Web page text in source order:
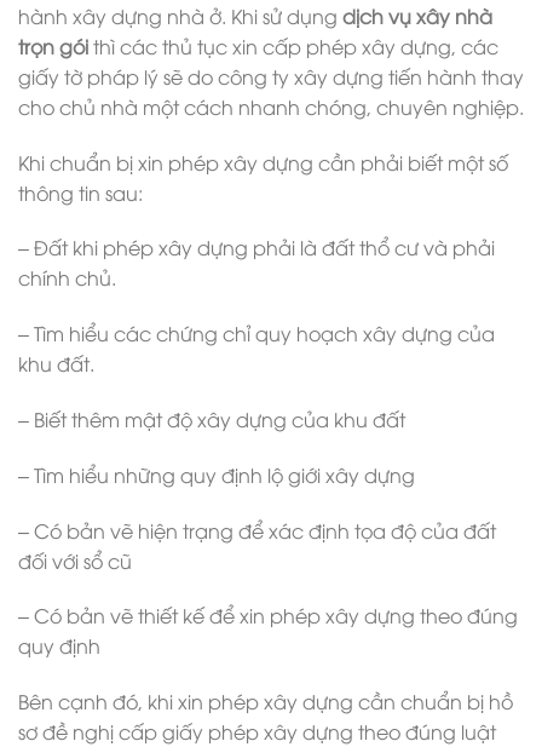
hành xây dựng nhà ở. Khi sử dụng dịch vụ xây nhà
trọn góithì các thủ tục xin cấp phép xây dựng, các
giấy tờ pháp lý sẽ do công ty xây dựng tiến hành thay
cho chủ nhà một cách nhanh chóng, chuyên nghiệp.
Khi chuẩn bị xin phép xây dựng cần phải biết một số
thông tin sau:
– Đất khi phép xây dựng phải là đất thổ cư và phải
chính chủ.
– Tìm hiểu các chứng chỉ quy hoạch xây dựng của
khu đất.
– Biết thêm mật độ xây dựng của khu đất
– Tìm hiểu những quy định lộ giới xây dựng
– Có bản vẽ hiện trạng để xác định tọa độ của đất
đối với sổ cũ
– Có bản vẽ thiết kế để xin phép xây dựng theo đúng
quy định
Bên cạnh đó, khi xin phép xây dựng cần chuẩn bị hồ
sơ đề nghị cấp giấy phép xây dựng theo đúng luật